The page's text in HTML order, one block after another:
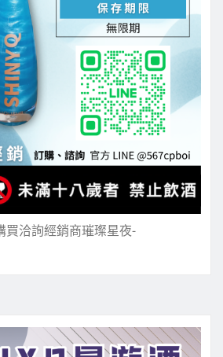
買洽詢經銷商璀璨星夜-